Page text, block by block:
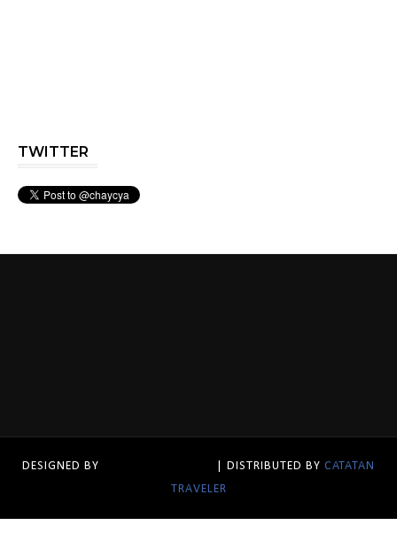
TWITTER
DESIGNED BY | DISTRIBUTED BY CATATAN
TRAVELER